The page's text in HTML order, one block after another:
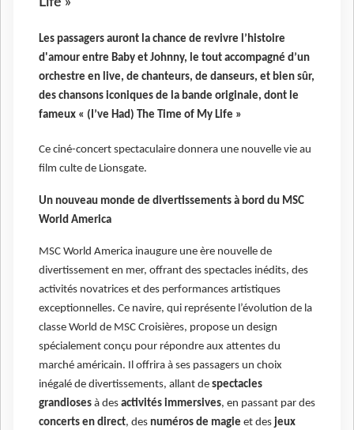
Les passagers auront la chance de revivre l’histoire
d'amour entre Baby et Johnny, le tout accompagné d’un
orchestre en live, de chanteurs, de danseurs, et bien sûr,
des chansons iconiques de la bande originale, dont le
fameux « (I’ve Had) The Time of My Life »
Ce ciné-concert spectaculaire donnera une nouvelle vie au
film culte de Lionsgate.
Un nouveau monde de divertissements à bord du MSC
World America
MSC World America inaugure une ère nouvelle de
divertissement en mer, offrant des spectacles inédits, des
activités novatrices et des performances artistiques
exceptionnelles. Ce navire, qui représente l’évolution de la
classe World de MSC Croisières, propose un design
spécialement conçu pour répondre aux attentes du
marché américain. Il offrira à ses passagers un choix
inégalé de divertissements, allant de spectacles
grandioses à des activités immersives, en passant par des
concerts en direct, des numéros de magie et des jeux